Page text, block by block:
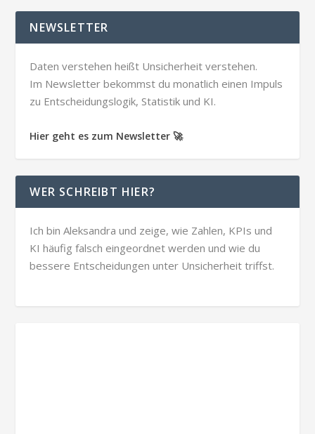
NEWSLETTER
Daten verstehen heißt Unsicherheit verstehen.
Im Newsletter bekommst du monatlich einen Impuls
zu Entscheidungslogik, Statistik und KI.
Hier geht es zum Newsletter 🚀
WER SCHREIBT HIER?
Ich bin Aleksandra und zeige, wie Zahlen, KPIs und
KI häufig falsch eingeordnet werden und wie du
bessere Entscheidungen unter Unsicherheit triffst.